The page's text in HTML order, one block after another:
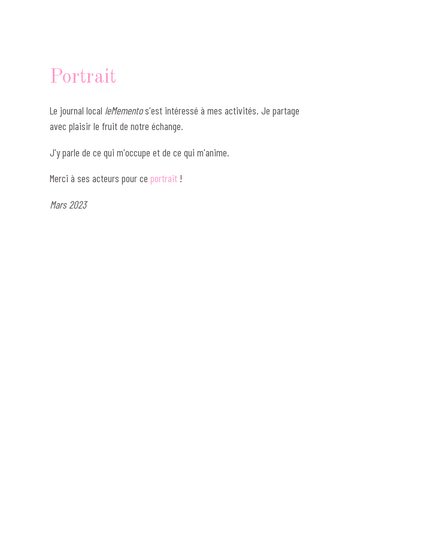
Portrait
Le journal local leMementos'est intéressé à mes activités. Je partage
avec plaisir le fruit de notre échange.
J'y parle de ce qui m'occupe et de ce qui m'anime.
Merci à ses acteurs pour ce portrait!
Mars 2023